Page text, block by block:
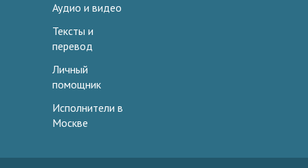
Аудио и видео
Тексты и
перевод
Личный
помощник
Исполнители в
Москве